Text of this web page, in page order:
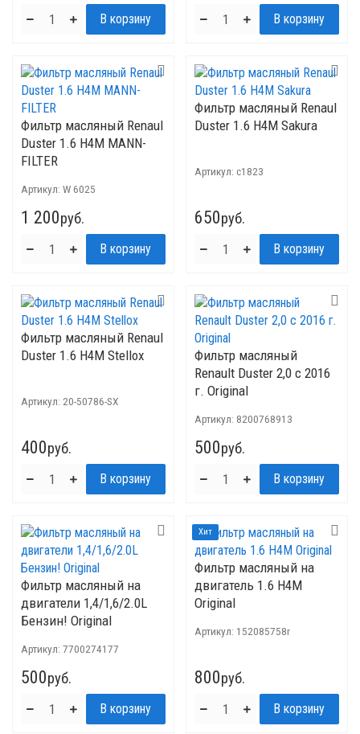
Фильтр масляный Renaul
Duster 1.6 H4M MANN-
FILTER
Артикул: W 6025
1 200руб.
Фильтр масляный Renaul
Duster 1.6 H4M Sakura
Артикул: c1823
650руб.
Фильтр масляный Renaul
Duster 1.6 H4M Stellox
Артикул: 20-50786-SX
400руб.
Фильтр масляный
Renault Duster 2,0 с 2016
г. Original
Артикул: 8200768913
500руб.
Фильтр масляный на
двигатели 1,4/1,6/2.0L
Бензин! Original
Артикул: 7700274177
500руб.
Хит
Фильтр масляный на
двигатель 1.6 H4M
Original
Артикул: 152085758r
800руб.